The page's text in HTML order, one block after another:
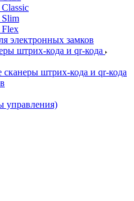
Slim
Flex
электронных замков
штрих-кода и qr-кода
сканеры штрих-кода и qr-кода
управления)